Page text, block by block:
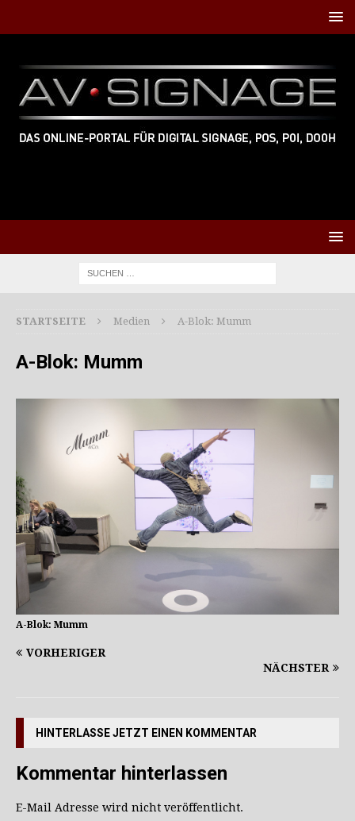
STARTSEITE Medien A-Blok: Mumm
A-Blok: Mumm
A-Blok: Mumm
VORHERIGER
NÄCHSTER
HINTERLASSE JETZT EINEN KOMMENTAR
Kommentar hinterlassen
E-Mail Adresse wird nicht veröffentlicht.